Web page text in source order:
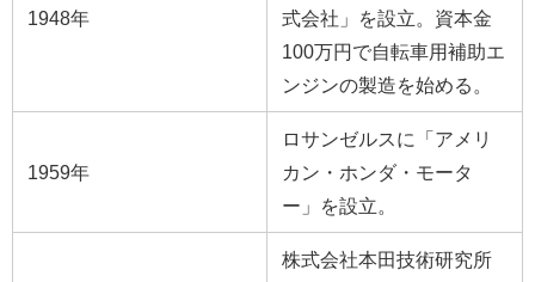
1948年
式会社」を設立。資本金
100万円で自転車用補助エ
ンジンの製造を始める。
1959年
ロサンゼルスに「アメリ
カン・ホンダ・モータ
ー」を設立。
株式会社本田技術研究所